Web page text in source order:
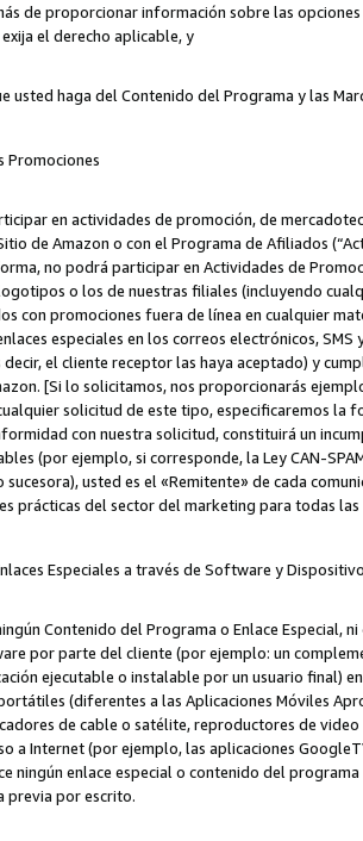
de proporcionar información sobre las
el derecho aplicable, y
usted haga del Contenido del Programa y las
Promociones
en actividades de promoción, de
de Amazon o con el Programa de Afiliados
no podrá participar en Actividades de
o los de nuestras filiales (incluyendo
con promociones fuera de línea en cualquier
especiales en los correos electrónicos,
decir, el cliente receptor las haya aceptado) y
[Si lo solicitamos, nos proporcionarás
solicitud de este tipo, especificaremos
con nuestra solicitud, constituirá un
(por ejemplo, si corresponde, la Ley CAN-
usted es el «Remitente» de cada
prácticas del sector del marketing para todas
Especiales a través de Software y
Contenido del Programa o Enlace Especial,
por parte del cliente (por ejemplo: un
ejecutable o instalable por un usuario final)
(diferentes a las Aplicaciones Móviles
de cable o satélite, reproductores de
a Internet (por ejemplo, las aplicaciones
ningún enlace especial o contenido del
previa por escrito.